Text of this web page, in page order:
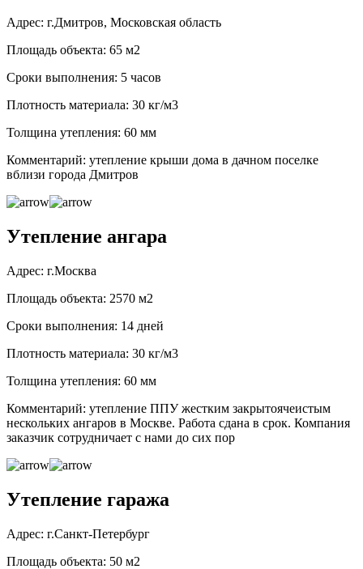
Адрес: г.Дмитров, Московская область
Площадь объекта: 65 м2
Сроки выполнения: 5 часов
Плотность материала: 30 кг/м3
Толщина утепления: 60 мм
Комментарий: утепление крыши дома в дачном поселке
вблизи города Дмитров
Утепление ангара
Адрес: г.Москва
Площадь объекта: 2570 м2
Сроки выполнения: 14 дней
Плотность материала: 30 кг/м3
Толщина утепления: 60 мм
Комментарий: утепление ППУ жестким закрытоячеистым
нескольких ангаров в Москве. Работа сдана в срок. Компания
заказчик сотрудничает с нами до сих пор
Утепление гаража
Адрес: г.Санкт-Петербург
Площадь объекта: 50 м2